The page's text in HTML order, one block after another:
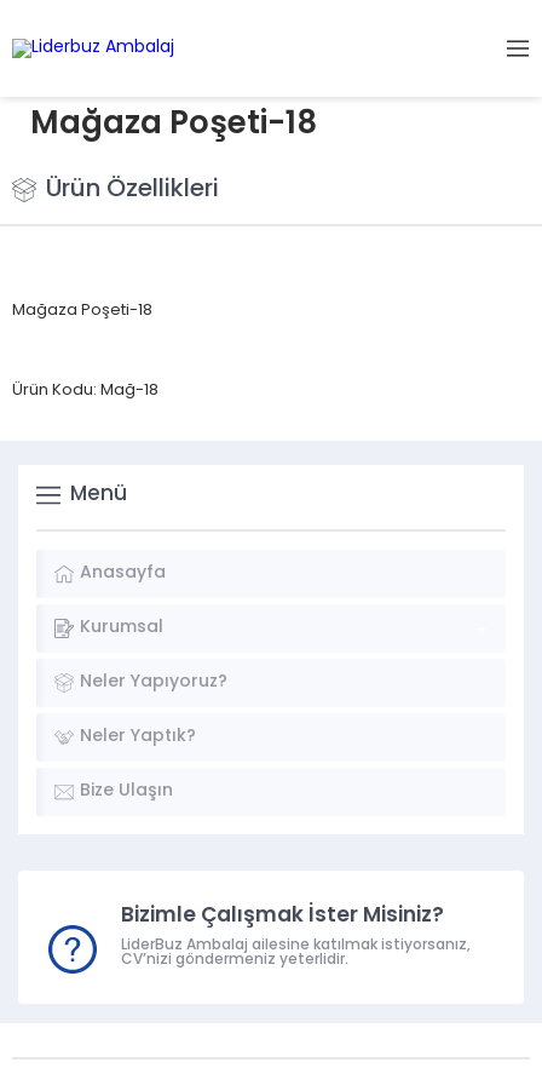
Mağaza Poşeti-18
Ürün Özellikleri
Mağaza Poşeti-18
Ürün Kodu: Mağ-18
Menü
Anasayfa
Kurumsal
Neler Yapıyoruz?
Neler Yaptık?
Bize Ulaşın
Bizimle Çalışmak İster Misiniz?
LiderBuz Ambalaj ailesine katılmak istiyorsanız,
CV’nizi göndermeniz yeterlidir.